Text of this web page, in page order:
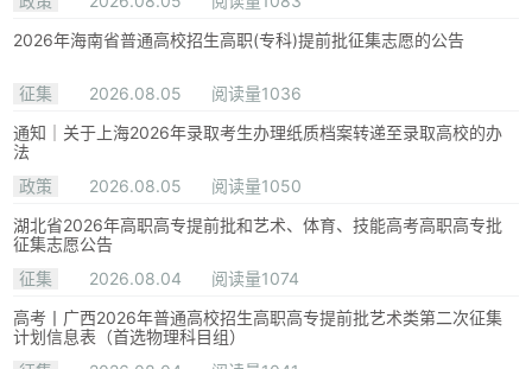
2026年海南省普通高校招生高职(专科)提前批征集志愿的公告
征集 2026.08.05
阅读量1036
通知｜关于上海2026年录取考生办理纸质档案转递至录取高校的办
法
政策
2026.08.05
阅读量1050
湖北省2026年高职高专提前批和艺术、体育、技能高考高职高专批
征集志愿公告
征集
2026.08.04
阅读量1074
高考丨广西2026年普通高校招生高职高专提前批艺术类第二次征集
计划信息表（首选物理科目组）